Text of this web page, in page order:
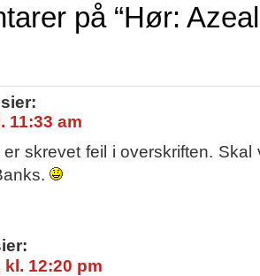
på “Hør:
sier:
11:33 am
skrevet feil i overskriften.
kl. 12:20 pm